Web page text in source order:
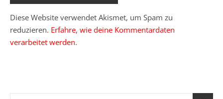
Diese Website verwendet Akismet, um Spam zu
reduzieren. Erfahre, wie deine Kommentardaten
verarbeitet werden.